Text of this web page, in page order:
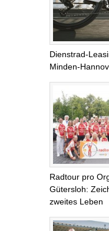
Dienstrad-
Minden-
Radtour pro
Gütersloh:
zweites Leben